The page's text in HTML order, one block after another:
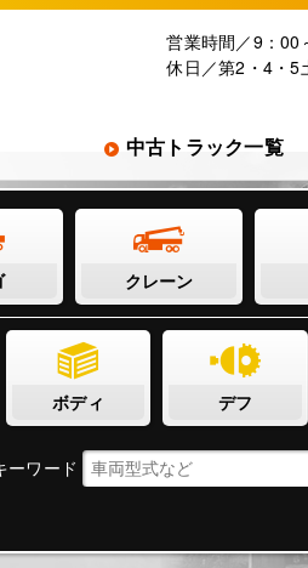
営業時間／9：00
休日／第2・4・5
中古トラック一覧
クレーン
ボディ デフ
ーワード